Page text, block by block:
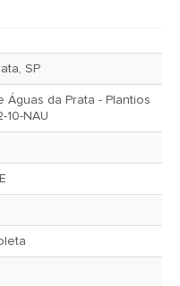
SP
Águas da Prata - Plantios
10-NAU